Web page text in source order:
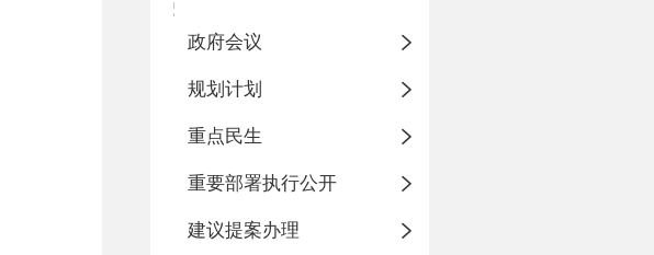
政府会议
规划计划
重点民生
重要部署执行公开
建议提案办理